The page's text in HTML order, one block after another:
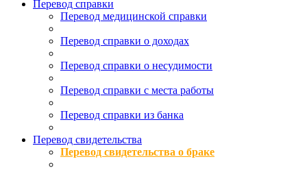
Перевод справки
Перевод медицинской справки
Перевод справки о доходах
Перевод справки о несудимости
Перевод справки с места работы
Перевод справки из банка
Перевод свидетельства
Перевод свидетельства о браке